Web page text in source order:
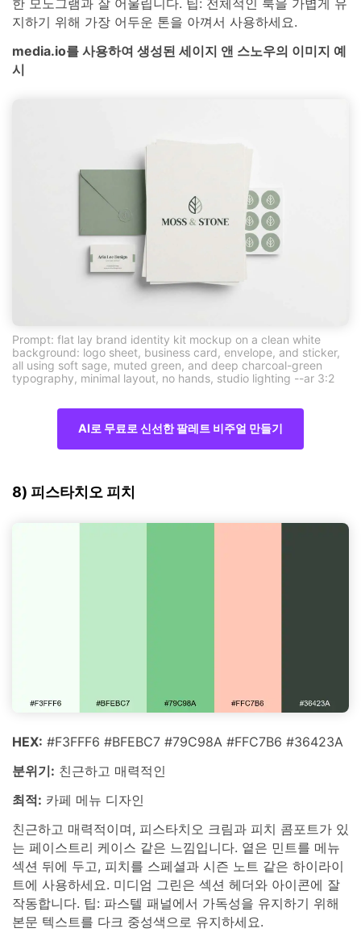
지하기 위해 가장 어두운 톤을 아껴서 사용하세요.
media.io를 사용하여 생성된 세이지 앤 스노우의 이미지 예
시
Prompt: flat lay brand identity kit mockup on a clean white
background: logo sheet, business card, envelope, and sticker,
all using soft sage, muted green, and deep charcoal-green
typography, minimal layout, no hands, studio lighting --ar 3:2
AI로 무료로 신선한 팔레트 비주얼 만들기
8) 피스타치오 피치
HEX: #F3FFF6 #BFEBC7 #79C98A #FFC7B6 #36423A
분위기: 친근하고 매력적인
최적: 카페 메뉴 디자인
친근하고 매력적이며, 피스타치오 크림과 피치 콤포트가 있
는 페이스트리 케이스 같은 느낌입니다. 옅은 민트를 메뉴
섹션 뒤에 두고, 피치를 스페셜과 시즌 노트 같은 하이라이
트에 사용하세요. 미디엄 그린은 섹션 헤더와 아이콘에 잘
작동합니다. 팁: 파스텔 패널에서 가독성을 유지하기 위해
본문 텍스트를 다크 중성색으로 유지하세요.